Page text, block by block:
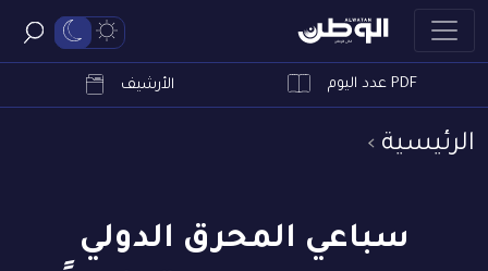
PDF عدد اليوم الأرشيف
الرئيسية
سباعي المحرق الدولي